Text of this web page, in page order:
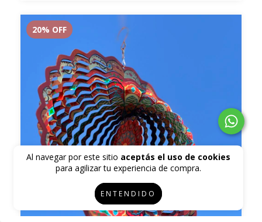
Al navegar por este sitio aceptás el uso de cookies
para agilizar tu experiencia de compra.
ENTENDIDO
20% OFF